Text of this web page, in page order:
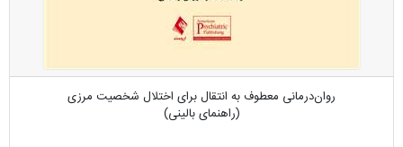
روان‌درمانی معطوف به انتقال برای اختلال شخصیت مرزی
(راهنمای بالینی)